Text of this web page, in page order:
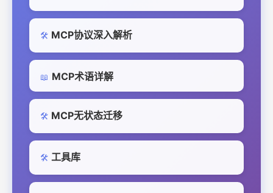
🛠️ MCP协议深入解析
📖 MCP术语详解
🛠️ MCP无状态迁移
🛠️ 工具库